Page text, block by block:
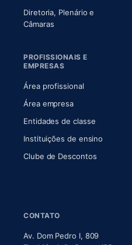
Diretoria, Plenário e
Câmaras(abre em nova aba)
PROFISSIONAIS E
EMPRESAS
Área profissional
Área empresa
Entidades de classe
Instituições de ensino
Clube de Descontos
CONTATO
Av. Dom Pedro I, 809